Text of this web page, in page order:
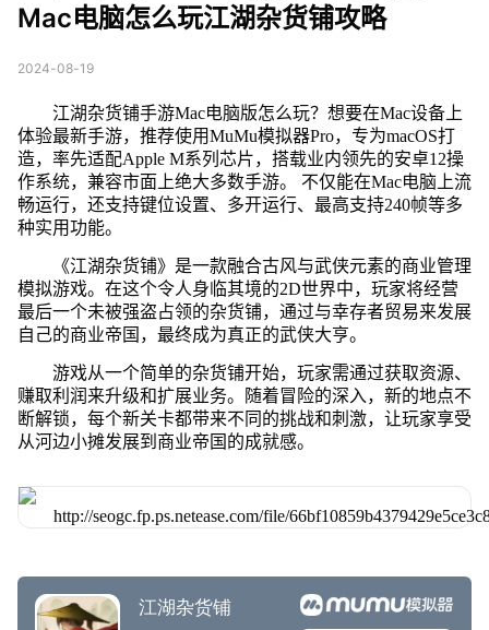
Mac电脑怎么玩江湖杂货铺攻略
2024-08-19
江湖杂货铺手游Mac电脑版怎么玩？想要在Mac设备上
体验最新手游，推荐使用MuMu模拟器Pro，专为macOS打
造，率先适配Apple M系列芯片，搭载业内领先的安卓12操
作系统，兼容市面上绝大多数手游。 不仅能在Mac电脑上流
畅运行，还支持键位设置、多开运行、最高支持240帧等多
种实用功能。
《江湖杂货铺》是一款融合古风与武侠元素的商业管理
模拟游戏。在这个令人身临其境的2D世界中，玩家将经营
最后一个未被强盗占领的杂货铺，通过与幸存者贸易来发展
自己的商业帝国，最终成为真正的武侠大亨。
游戏从一个简单的杂货铺开始，玩家需通过获取资源、
赚取利润来升级和扩展业务。随着冒险的深入，新的地点不
断解锁，每个新关卡都带来不同的挑战和刺激，让玩家享受
从河边小摊发展到商业帝国的成就感。